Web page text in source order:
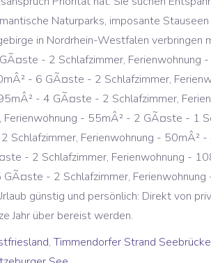
,Timmendorfer Strand Seebrücke